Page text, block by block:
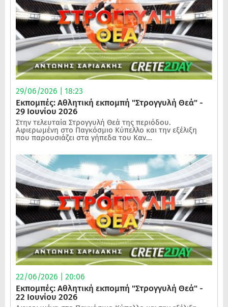
29/06/2026 | 18:23
Εκπομπές: Αθλητική εκπομπή "Στρογγυλή Θεά" -
29 Ιουνίου 2026
Στην τελευταία Στρογγυλή Θεά της περιόδου.
Αφιερωμένη στο Παγκόσμιο Κύπελλο και την εξέλιξη
που παρουσιάζει στα γήπεδα του Καν...
22/06/2026 | 20:06
Εκπομπές: Αθλητική εκπομπή "Στρογγυλή Θεά" -
22 Ιουνίου 2026